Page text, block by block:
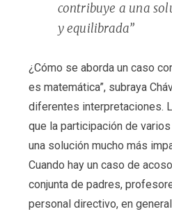
contribuye a una
y equilibrada”
¿Cómo se aborda un caso
es matemática”, subraya
diferentes interpretaciones.
que la participación de
una solución mucho más
Cuando hay un caso de
conjunta de padres,
personal directivo, en